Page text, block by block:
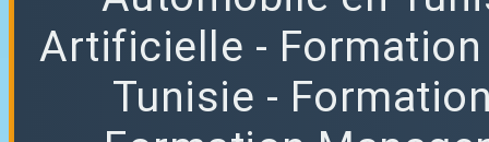
Artificielle -
Tunisie -